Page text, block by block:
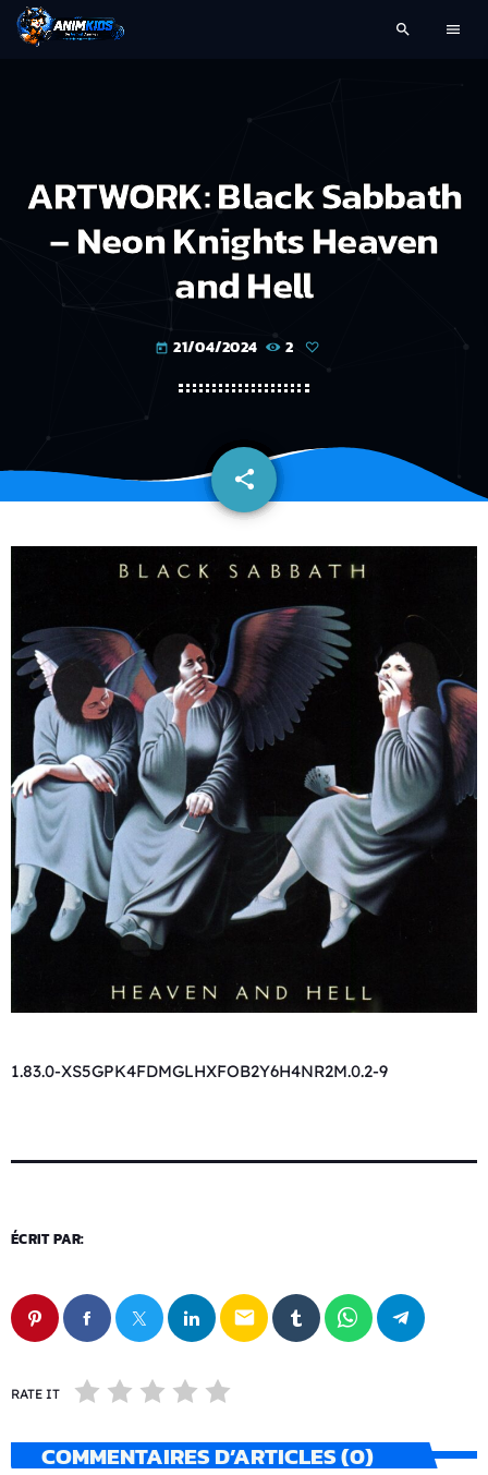
search menu
ARTWORK: Black Sabbath
– Neon Knights Heaven
and Hell
today 21/04/2024 2
share
email
1.83.0-XS5GPK4FDMGLHXFOB2Y6H4NR2M.0.2-9
ÉCRIT PAR:
email
RATE IT
COMMENTAIRES D’ARTICLES (0)